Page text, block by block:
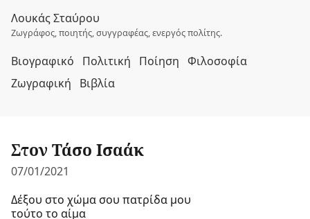
Λουκάς Σταύρου
Ζωγράφος, ποιητής, συγγραφέας, ενεργός πολίτης.
Βιογραφικό Πολιτική Ποίηση Φιλοσοφία
Ζωγραφική
Βιβλία
Στον Τάσο Ισαάκ
07/01/2021
Δέξου στο χώμα σου πατρίδα μου
τούτο το αίμα